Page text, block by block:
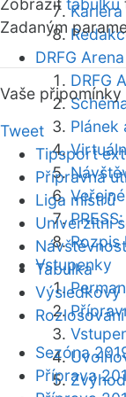
Kariéra
DRFG Arena
DRFG
Plánek
Rozpis
Vstupenky
Zobrazit tabulku
Zadaným
Vaše
Tweet
Tipsport
Přípravná
Liga mistrů
Univerzitní
Návštěvnost
Tabulka
Výsledkový
Sezóna
Příprava